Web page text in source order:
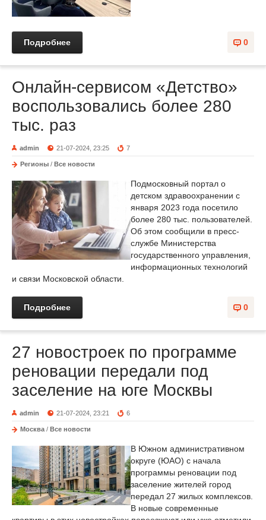
0
Подробнее
Онлайн-сервисом «Детство»
воспользовались более 280
тыс. раз
admin 21-07-2024, 23:25 7
Регионы / Все новости
Подмосковный портал о
детском здравоохранении с
января 2023 года посетило
более 280 тыс. пользователей.
Об этом сообщили в пресс-
службе Министерства
государственного управления,
информационных технологий
и связи Московской области.
0
Подробнее
27 новостроек по программе
реновации передали под
заселение на юге Москвы
admin 21-07-2024, 23:21 6
Москва / Все новости
В Южном административном
округе (ЮАО) с начала
программы реновации под
заселение жителей город
передал 27 жилых комплексов.
В новые современные